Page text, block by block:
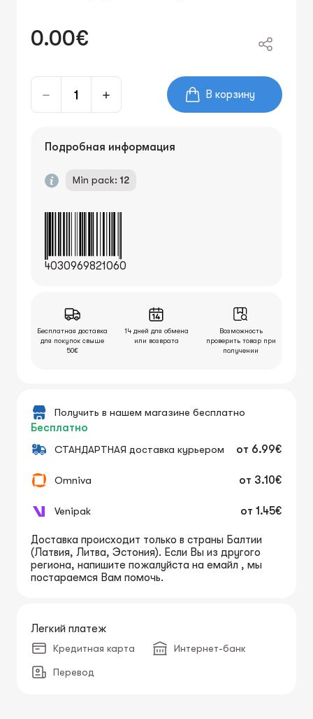
0.00€
В корзину
Подробная информация
Min pack: 12
4030969821060
Бесплатная доставка
для покупок свыше
50€
14 дней для обмена
или возврата
Возможность
проверить товар при
получении
Получить в нашем магазине бесплатно
Бесплатно
СТАНДАРТНАЯ доставка курьером
от 6.99€
Omniva от 3.10€
Venipak от 1.45€
Доставка происходит только в страны Балтии
(Латвия, Литва, Эстония). Если Вы из другого
региона, напишите пожалуйста на емайл , мы
постараемся Вам помочь.
Легкий платеж
Кредитная карта Интернет-банк
Перевод